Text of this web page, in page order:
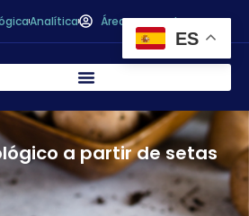
Analítica Área personal
a partir de setas
ES